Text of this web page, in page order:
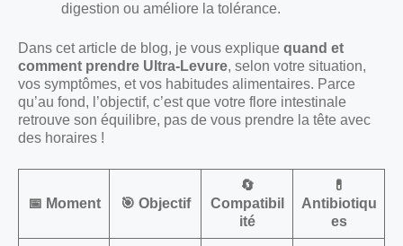
digestion ou améliore la tolérance.
Dans cet article de blog, je vous explique quand et
comment prendre Ultra-Levure, selon votre situation,
vos symptômes, et vos habitudes alimentaires. Parce
qu’au fond, l’objectif, c’est que votre flore intestinale
retrouve son équilibre, pas de vous prendre la tête avec
des horaires !
📅 Moment 🎯 Objectif
🔄
Compatibil
ité
💊
Antibiotiqu
es